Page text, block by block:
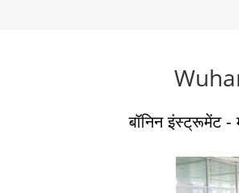
बॉनिन इंस्ट्रूमेंट -